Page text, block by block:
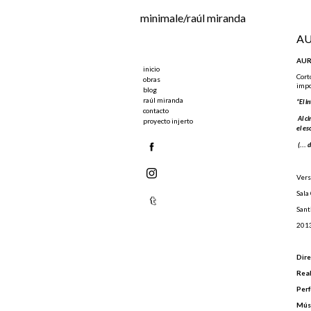
minimale/raúl miranda
inicio
obras
blog
raúl miranda
contacto
proyecto injerto
“El
Al
el
(...